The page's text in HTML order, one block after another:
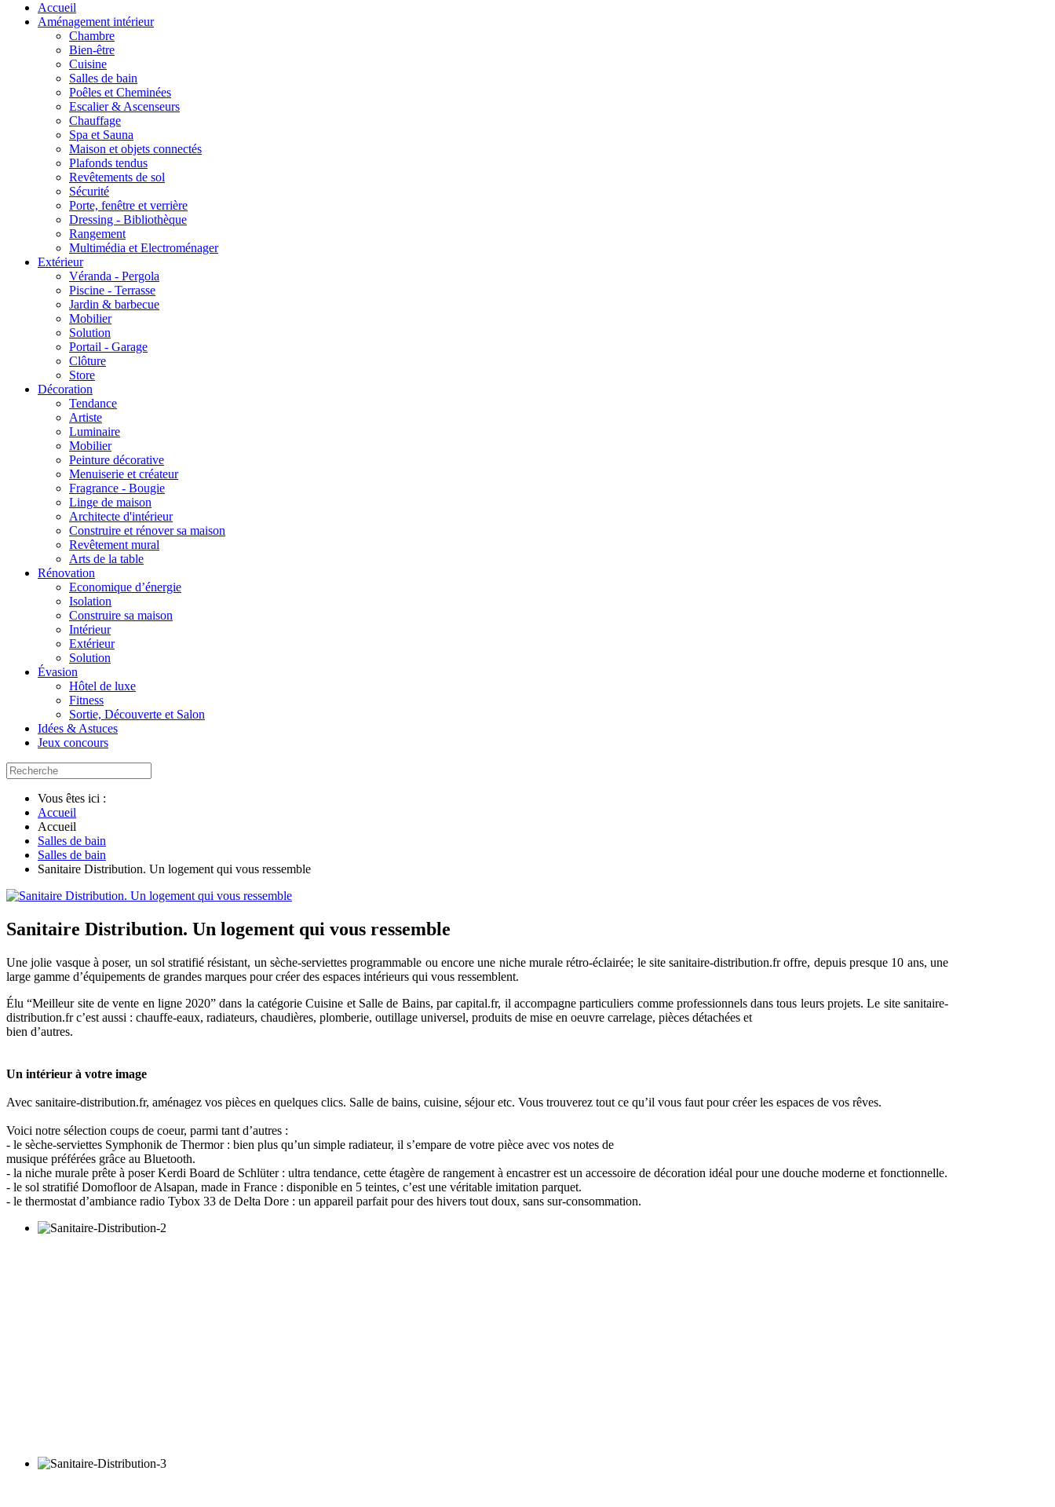
Accueil
Aménagement intérieur
Chambre
Bien-être
Cuisine
Salles de bain
Poêles et Cheminées
Escalier & Ascenseurs
Chauffage
Spa et Sauna
Maison et objets connectés
Plafonds tendus
Revêtements de sol
Sécurité
Porte, fenêtre et verrière
Dressing - Bibliothèque
Rangement
Multimédia et Electroménager
Extérieur
Véranda - Pergola
Piscine - Terrasse
Jardin & barbecue
Mobilier
Solution
Portail - Garage
Clôture
Store
Décoration
Tendance
Artiste
Luminaire
Mobilier
Peinture décorative
Menuiserie et créateur
Fragrance - Bougie
Linge de maison
Architecte d'intérieur
Construire et rénover sa maison
Revêtement mural
Arts de la table
Rénovation
Economique d’énergie
Isolation
Construire sa maison
Intérieur
Extérieur
Solution
Évasion
Hôtel de luxe
Fitness
Sortie, Découverte et Salon
Idées & Astuces
Jeux concours
Vous êtes ici :
Accueil
Accueil
Salles de bain
Salles de bain
Sanitaire Distribution. Un logement qui vous ressemble
Sanitaire Distribution. Un logement qui vous ressemble
Une jolie vasque à poser, un sol stratifié résistant, un sèche-serviettes programmable ou encore une niche murale rétro-éclairée; le site sanitaire-distribution.fr offre, depuis presque 10 ans, une
large gamme d’équipements de grandes marques pour créer des espaces intérieurs qui vous ressemblent.
Élu “Meilleur site de vente en ligne 2020” dans la catégorie Cuisine et Salle de Bains, par capital.fr, il accompagne particuliers comme professionnels dans tous leurs projets. Le site sanitaire-
distribution.fr c’est aussi : chauffe-eaux, radiateurs, chaudières, plomberie, outillage universel, produits de mise en oeuvre carrelage, pièces détachées et
bien d’autres.
Un intérieur à votre image
Avec sanitaire-distribution.fr, aménagez vos pièces en quelques clics. Salle de bains, cuisine, séjour etc. Vous trouverez tout ce qu’il vous faut pour créer les espaces de vos rêves.
Voici notre sélection coups de coeur, parmi tant d’autres :
- le sèche-serviettes Symphonik de Thermor : bien plus qu’un simple radiateur, il s’empare de votre pièce avec vos notes de
musique préférées grâce au Bluetooth.
- la niche murale prête à poser Kerdi Board de Schlüter : ultra tendance, cette étagère de rangement à encastrer est un accessoire de décoration idéal pour une douche moderne et fonctionnelle.
- le sol stratifié Domofloor de Alsapan, made in France : disponible en 5 teintes, c’est une véritable imitation parquet.
- le thermostat d’ambiance radio Tybox 33 de Delta Dore : un appareil parfait pour des hivers tout doux, sans sur-consommation.